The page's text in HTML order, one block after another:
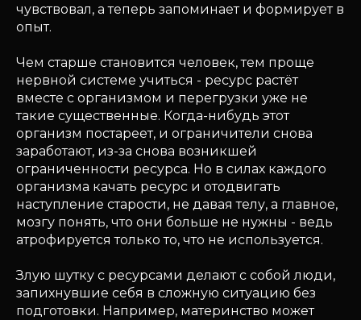
чувствовал, а теперь запоминает и формирует в
опыт.
Чем старше становится человек, тем проще
нервной системе учиться - ресурс растёт
вместе с организмом и перегрузки уже не
такие существенные. Когда-нибудь этот
организм постареет, и ограничители снова
заработают, из-за снова возникшей
ограниченности ресурса. Но в силах каждого
организма качать ресурс и отодвигать
наступление старости, не давая телу, а главное,
мозгу понять, что они больше не нужны - ведь
атрофируется только то, что не используется.
Злую шутку с ресурсами делают с собой люди,
запихнувшие себя в сложную ситуацию без
подготовки. Например, материнство может